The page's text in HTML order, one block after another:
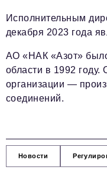
Отдел по работе с
partner@business-
Исполнительным
декабря 2023 года
АО «НАК «Азот» было
области в 1992 году.
организации —
соединений.
Новости